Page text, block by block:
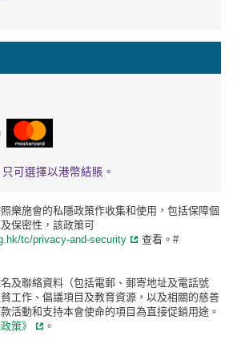
可選擇以港幣結賬。
樂施會的私隱政策作收集和使用，包括保障個
保密性，該政策可
tc/privacy-and-security 查看。#
及聯絡資料（包括電郵、郵寄地址及電話號
工作、倡議項目及教育資源，以及相關的慈善
活動和支持本會使命的項目為直接促銷用途。
策》 。